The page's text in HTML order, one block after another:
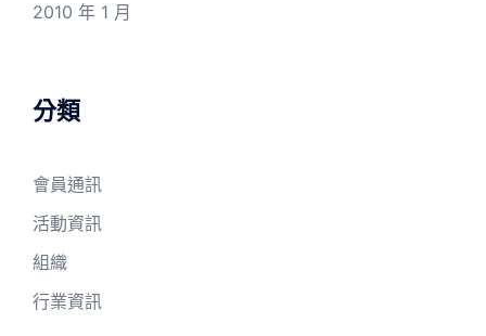
2010 年 1 月
分類
會員通訊
活動資訊
組織
行業資訊